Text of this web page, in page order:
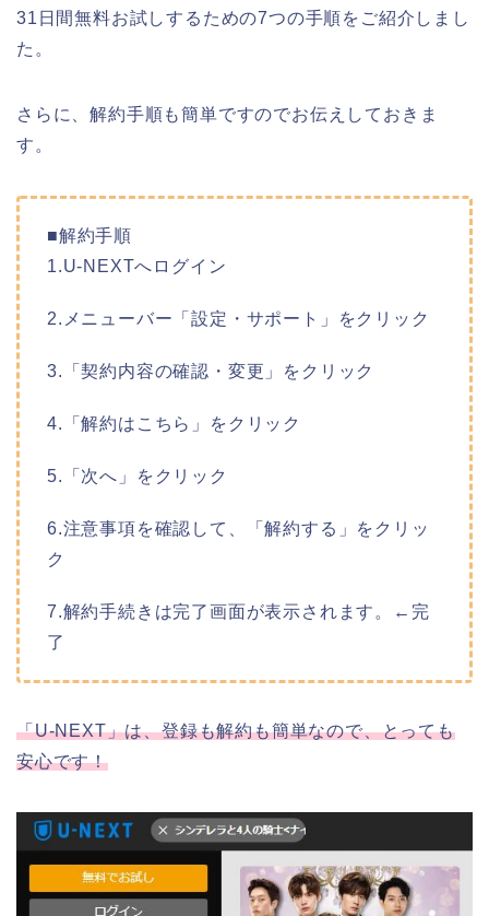
31日間無料お試しするための7つの手順をご紹介しまし
た。
さらに、解約手順も簡単ですのでお伝えしておきま
す。
■解約手順
1.U-NEXTへログイン
2.メニューバー「設定・サポート」をクリック
3.「契約内容の確認・変更」をクリック
4.「解約はこちら」をクリック
5.「次へ」をクリック
6.注意事項を確認して、「解約する」をクリッ
ク
7.解約手続きは完了画面が表示されます。←完
了
「U-NEXT」は、登録も解約も簡単なので、とっても
安心です！